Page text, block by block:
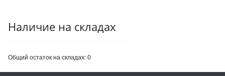
Наличие на складах
Общий остаток на складах:0